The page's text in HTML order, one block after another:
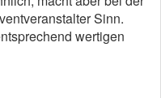
Sinn.
wertigen